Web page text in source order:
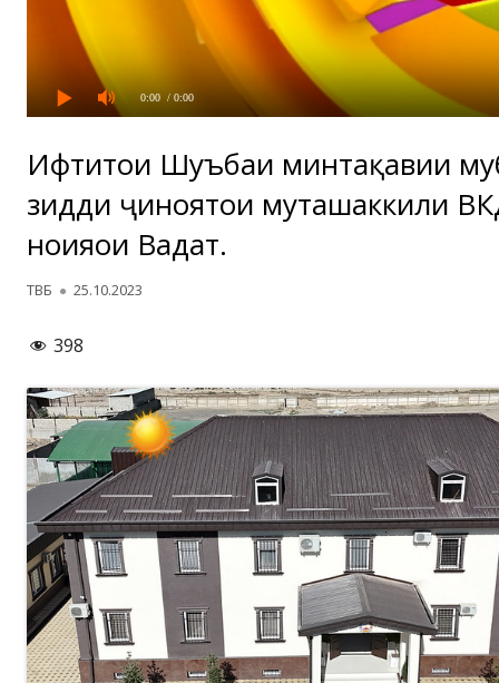
0:00 / 0:00
Ифтитоҳи Шуъбаи минтақавии
зидди ҷиноятҳои муташаккили
ноҳияҳои Ваҳдат.
Автор
ТВБ Опубликовано
25.10.2023
398